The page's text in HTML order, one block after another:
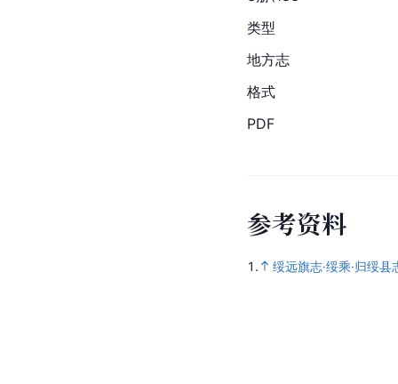
类型
地方志
格式
PDF
参考资料
1. 绥远旗志·绥乘·归绥县